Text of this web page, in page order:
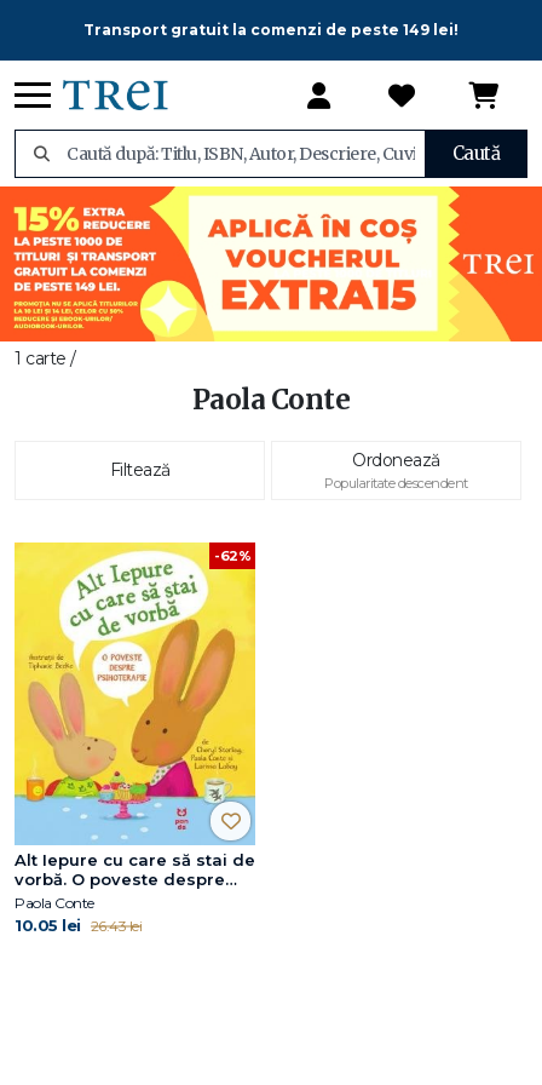
Transport gratuit la comenzi de peste 149 lei!
Caută
1 carte /
Paola Conte
Filtează Ordonează
Popularitate descendent
-62%
Alt Iepure cu care să stai de
vorbă. O poveste despre
psihoterapie
Paola Conte
10.05 lei 26.43 lei